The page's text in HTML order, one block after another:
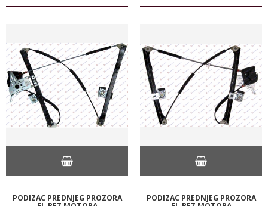
PODIZAC PREDNJEG PROZORA PODIZAC PREDNJEG PROZORA